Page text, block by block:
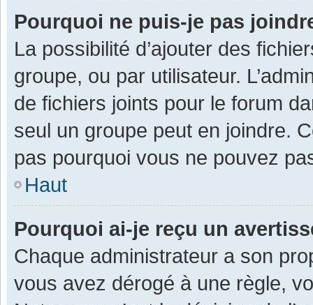
Pourquoi ne puis-je pas
La possibilité d’ajouter des
groupe, ou par utilisateur.
de fichiers joints pour le forum
seul un groupe peut en joindre.
pas pourquoi vous ne pouvez
Haut
Pourquoi ai-je reçu un
Chaque administrateur a son
vous avez dérogé à une règle,